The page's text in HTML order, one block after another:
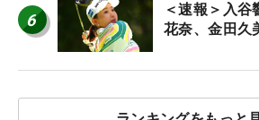
6
＜速報＞入
花奈、金田久